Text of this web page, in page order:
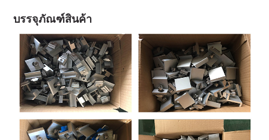
บรรจุภัณฑ์สินค้า